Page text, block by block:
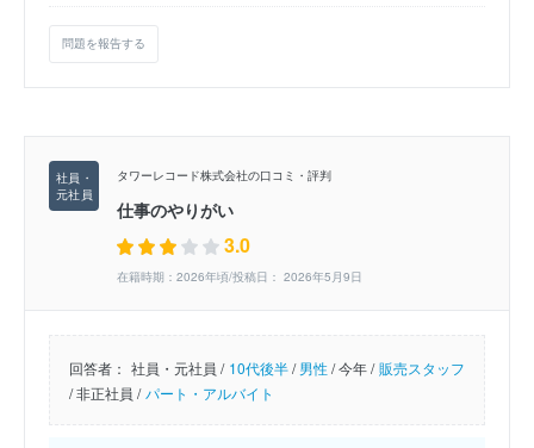
問題を報告する
タワーレコード株式会社の口コミ・評判
仕事のやりがい
3.0
在籍時期：2026年頃/投稿日： 2026年5月9日
回答者： 社員・元社員 / 10代後半/男性/今年 / 販売スタッフ
/非正社員 / パート・アルバイト